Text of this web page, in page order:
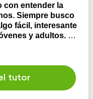
con entender la
Siempre busco
fácil, interesante
y adultos. Mi
y
siempre intento que
no enseño a
analizar. Esto lo
que permiten
tutor